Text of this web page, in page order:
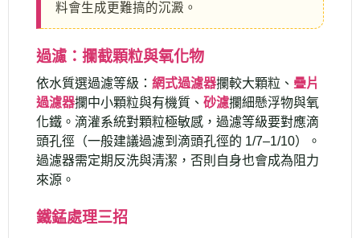
料會生成更難搞的沉澱。
過濾：攔截顆粒與氧化物
依水質選過濾等級： 網式過濾器攔較大顆粒、 疊片
過濾器攔中小顆粒與有機質、 砂濾攔細懸浮物與氧
化鐵。滴灌系統對顆粒極敏感，過濾等級要對應滴
頭孔徑（一般建議過濾到滴頭孔徑的 1/7–1/10）。
過濾器需定期反洗與清潔，否則自身也會成為阻力
來源。
鐵錳處理三招